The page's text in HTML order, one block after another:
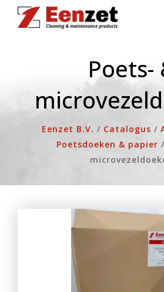
naar
Poets-
Eenzet B.V. / Catalogus /
Poetsdoeken & papier /